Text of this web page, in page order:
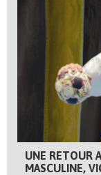
UNE RETOUR
MASCULINE,